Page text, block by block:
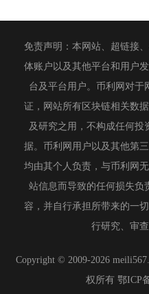
免责声明：本网站、超链接
体账户以及其他平台和用户
台及平台用户。币利网对于
证，网站所有区块链相关数
及研究之用，不构成任何投
据。币利网用户以及其他第
均由其个人负责，与币利网
站信息而导致的任何损失负
容，并自行承担所带来的一
行研究、审
Copyright © 2009-2026
权所有 鄂ICP